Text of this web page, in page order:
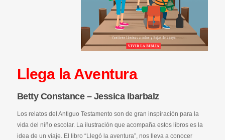
Llega la Aventura
Betty Constance – Jessica Ibarbalz
Los relatos del Antiguo Testamento son de gran inspiración para la
vida del niño escolar. La ilustración que acompaña estos libros es la
idea de un viaje. El libro “Llegó la aventura”, nos lleva a conocer